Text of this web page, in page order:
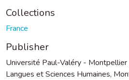
Collections
France
Publisher
Université Paul-Valéry -
Langues et Sciences Humaines,